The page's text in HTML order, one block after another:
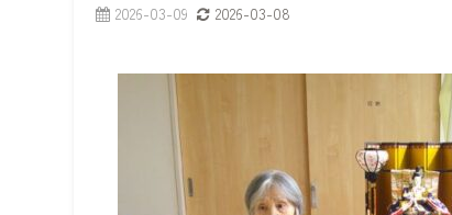
2026-03-09 2026-03-08